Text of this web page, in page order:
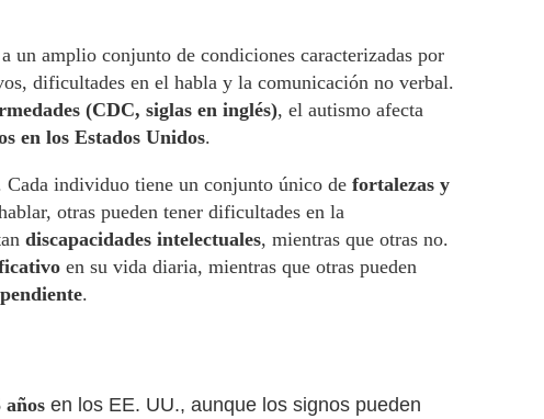
un amplio conjunto de condiciones caracterizadas por
dificultades en el habla y la comunicación no verbal.
(CDC, siglas en inglés), el autismo afecta
en los Estados Unidos.
Cada individuo tiene un conjunto único de fortalezas y
otras pueden tener dificultades en la
discapacidades intelectuales, mientras que otras no.
en su vida diaria, mientras que otras pueden
.
en los EE. UU., aunque los signos pueden